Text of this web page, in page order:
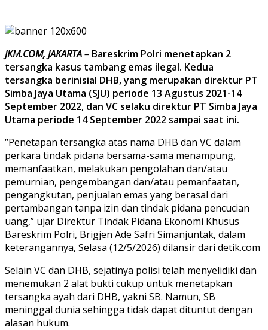
JKM.COM, JAKARTA – Bareskrim Polri menetapkan 2
tersangka kasus tambang emas ilegal. Kedua
tersangka berinisial DHB, yang merupakan direktur PT
Simba Jaya Utama (SJU) periode 13 Agustus 2021-14
September 2022, dan VC selaku direktur PT Simba Jaya
Utama periode 14 September 2022 sampai saat ini.
“Penetapan tersangka atas nama DHB dan VC dalam
perkara tindak pidana bersama-sama menampung,
memanfaatkan, melakukan pengolahan dan/atau
pemurnian, pengembangan dan/atau pemanfaatan,
pengangkutan, penjualan emas yang berasal dari
pertambangan tanpa izin dan tindak pidana pencucian
uang,” ujar Direktur Tindak Pidana Ekonomi Khusus
Bareskrim Polri, Brigjen Ade Safri Simanjuntak, dalam
keterangannya, Selasa (12/5/2026) dilansir dari detik.com
Selain VC dan DHB, sejatinya polisi telah menyelidiki dan
menemukan 2 alat bukti cukup untuk menetapkan
tersangka ayah dari DHB, yakni SB. Namun, SB
meninggal dunia sehingga tidak dapat dituntut dengan
alasan hukum.